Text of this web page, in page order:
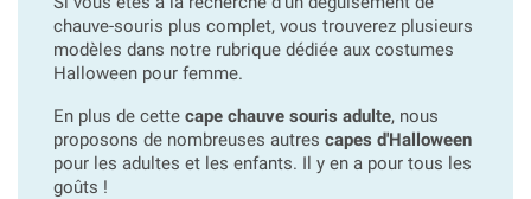
chauve-souris plus complet, vous trouverez plusieurs
modèles dans notre rubrique dédiée aux costumes
Halloween pour femme.
En plus de cette cape chauve souris adulte, nous
proposons de nombreuses autres capes d'Halloween
pour les adultes et les enfants. Il y en a pour tous les
goûts !